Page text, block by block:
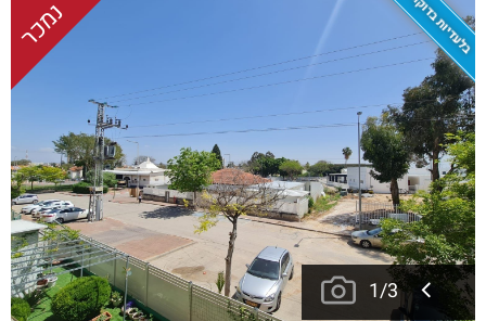
בלעדיות בדוקה נמכר
1/3